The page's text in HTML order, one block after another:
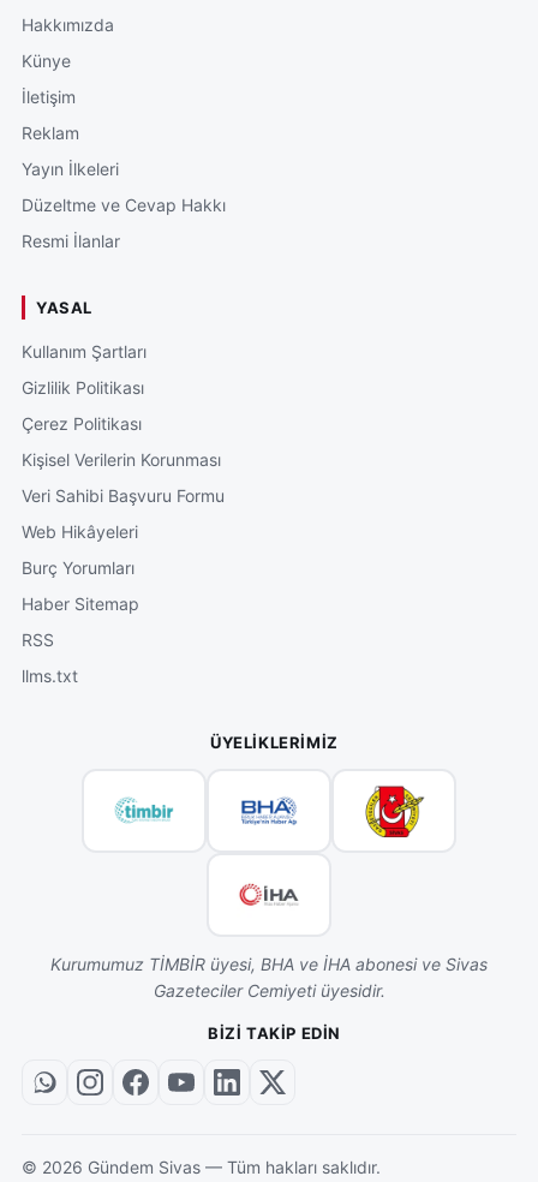
Hakkımızda
Künye
İletişim
Reklam
Yayın İlkeleri
Düzeltme ve Cevap Hakkı
Resmi İlanlar
YASAL
Kullanım Şartları
Gizlilik Politikası
Çerez Politikası
Kişisel Verilerin Korunması
Veri Sahibi Başvuru Formu
Web Hikâyeleri
Burç Yorumları
Haber Sitemap
RSS
llms.txt
ÜYELIKLERIMIZ
Kurumumuz TİMBİR üyesi, BHA ve İHA abonesi ve Sivas
Gazeteciler Cemiyeti üyesidir.
BIZI TAKIP EDIN
© 2026 Gündem Sivas — Tüm hakları saklıdır.